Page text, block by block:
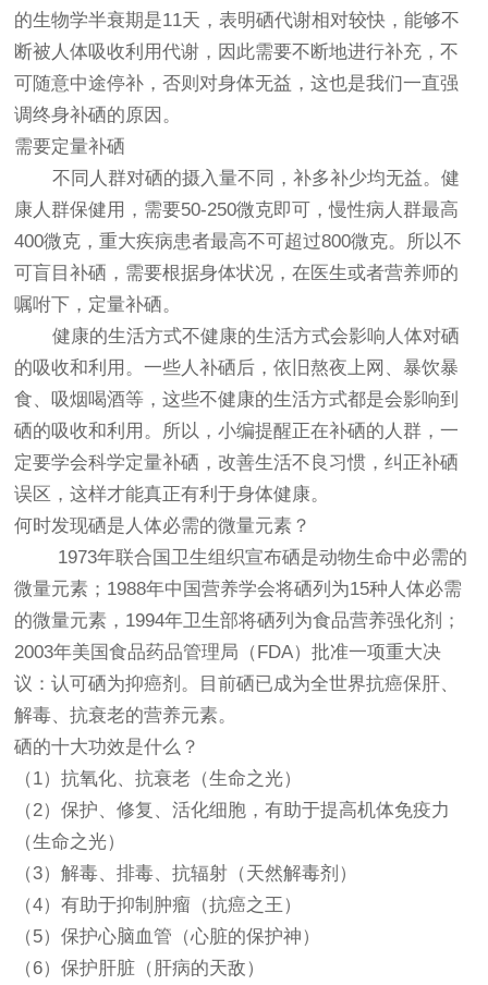
的生物学半衰期是11天，表明硒代谢相对较快，能够不
断被人体吸收利用代谢，因此需要不断地进行补充，不
可随意中途停补，否则对身体无益，这也是我们一直强
调终身补硒的原因。
需要定量补硒
不同人群对硒的摄入量不同，补多补少均无益。健
康人群保健用，需要50-250微克即可，慢性病人群最高
400微克，重大疾病患者最高不可超过800微克。所以不
可盲目补硒，需要根据身体状况，在医生或者营养师的
嘱咐下，定量补硒。
健康的生活方式不健康的生活方式会影响人体对硒
的吸收和利用。一些人补硒后，依旧熬夜上网、暴饮暴
食、吸烟喝酒等，这些不健康的生活方式都是会影响到
硒的吸收和利用。所以，小编提醒正在补硒的人群，一
定要学会科学定量补硒，改善生活不良习惯，纠正补硒
误区，这样才能真正有利于身体健康。
何时发现硒是人体必需的微量元素？
1973年联合国卫生组织宣布硒是动物生命中必需的
微量元素；1988年中国营养学会将硒列为15种人体必需
的微量元素，1994年卫生部将硒列为食品营养强化剂；
2003年美国食品药品管理局（FDA）批准一项重大决
议：认可硒为抑癌剂。目前硒已成为全世界抗癌保肝、
解毒、抗衰老的营养元素。
硒的十大功效是什么？
（1）抗氧化、抗衰老（生命之光）
（2）保护、修复、活化细胞，有助于提高机体免疫力
（生命之光）
（3）解毒、排毒、抗辐射（天然解毒剂）
（4）有助于抑制肿瘤（抗癌之王）
（5）保护心脑血管（心脏的保护神）
（6）保护肝脏（肝病的天敌）